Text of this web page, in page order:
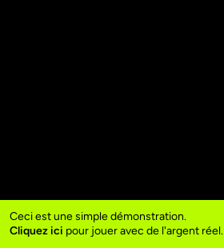
Ceci est une simple démonstration.
Cliquez ici pour jouer avec de l'argent réel.